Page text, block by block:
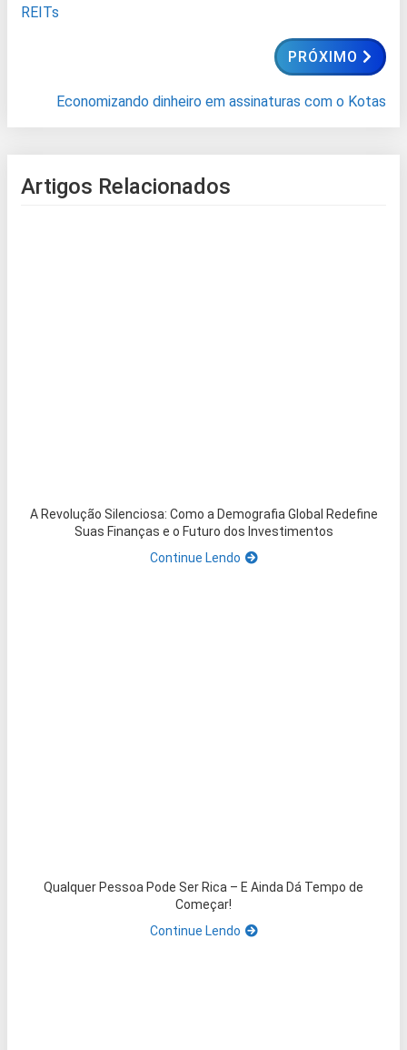
REITs
PRÓXIMO
Economizando dinheiro em assinaturas com o Kotas
Artigos Relacionados
A Revolução Silenciosa: Como a Demografia Global Redefine
Suas Finanças e o Futuro dos Investimentos
Continue Lendo
Qualquer Pessoa Pode Ser Rica – E Ainda Dá Tempo de
Começar!
Continue Lendo